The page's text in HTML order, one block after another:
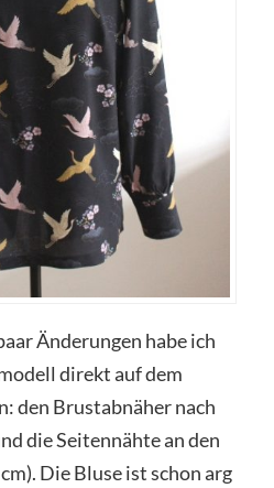
Änderungen habe ich
direkt auf dem
den Brustabnäher nach
die Seitennähte an den
Die Bluse ist schon arg